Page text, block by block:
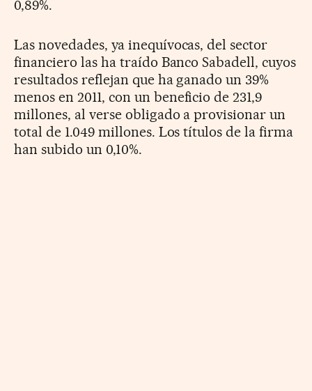
0,89%.
Las novedades, ya inequívocas, del sector
financiero las ha traído Banco Sabadell, cuyos
resultados reflejan que ha ganado un 39%
menos en 2011, con un beneficio de 231,9
millones, al verse obligado a provisionar un
total de 1.049 millones. Los títulos de la firma
han subido un 0,10%.